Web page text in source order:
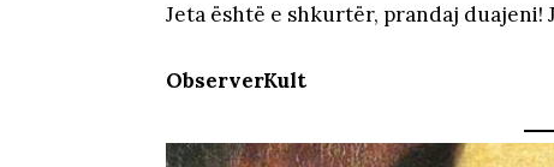
Jeta është e shkurtër, prandaj
ObserverKult